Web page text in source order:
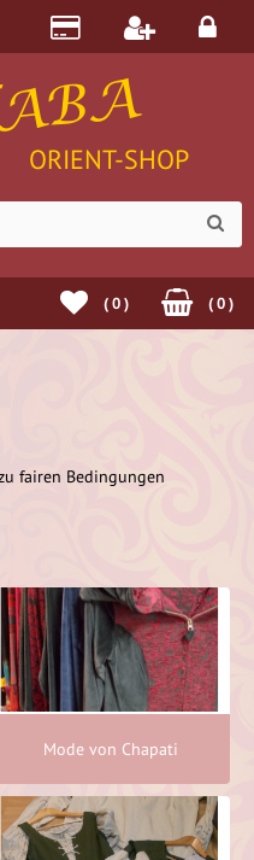
ORIENT-SHOP
(0)
(0)
fairen Bedingungen
Mode von Chapati